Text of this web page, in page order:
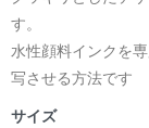
す。
水性顔料インクを
写させる方法です
サイズ